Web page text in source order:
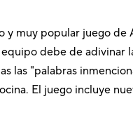
y muy popular juego de
equipo debe de adivinar
las "palabras
El juego incluye